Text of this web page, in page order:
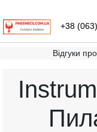
+38
Відгуки